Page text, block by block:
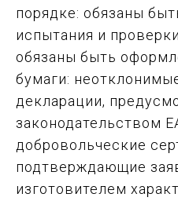
порядке: обязаны
испытания и
обязаны быть
бумаги:
декларации,
законодательством
добровольческие
подтверждающие
изготовителем